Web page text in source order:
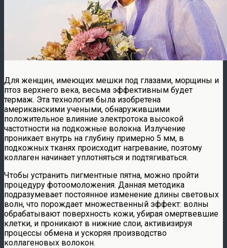
Для женщин, имеющих мешки под глазами, морщины и
птоз верхнего века, весьма эффективным будет
термаж. Эта технология была изобретена
американскими учеными, обнаружившими
положительное влияние электротока высокой
частотности на подкожные волокна. Излучение
проникает внутрь на глубину примерно 5 мм, в
подкожных тканях происходит нагревание, поэтому
коллаген начинает уплотняться и подтягиваться.
Чтобы устранить пигментные пятна, можно пройти
процедуру фотоомоложения. Данная методика
подразумевает постоянное изменение длины световых
волн, что порождает множественный эффект: волны
обрабатывают поверхность кожи, убирая омертвевшие
клетки, и проникают в нижние слои, активизируя
процессы обмена и ускоряя производство
коллагеновых волокон.